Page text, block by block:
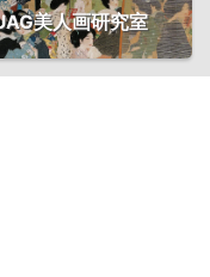
美人画研究室